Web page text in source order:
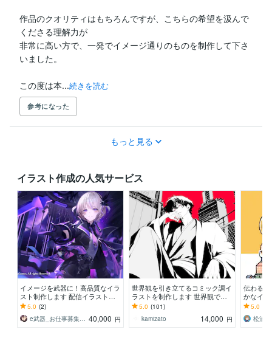
作品のクオリティはもちろんですが、こちらの希望を汲んで
くださる理解力が
非常に高い方で、一発でイメージ通りのものを制作して下さ
いました。
この度は本...続きを読む
参考になった
もっと見る
イラスト作成の人気サービス
イメージを武器に！高品質なイラ
スト制作します 配信イラスト、
立ち絵、キャラデザまで幅広くお
まかせください！
5.0 (2)
e武器_お仕事募集中！ 40,000 円
世界観を引き立てるコミック調イ
ラストを制作します 世界観で惹
きつける、商用対応の一枚絵をご
提供致します。
5.0 (101)
kamizato
14,000 円
伝わる
かなイ
ラシ・
量注文
5.0
松浦